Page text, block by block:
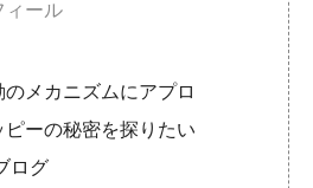
ィール
のメカニズムにアプロ
ピーの秘密を探りたい
ログ